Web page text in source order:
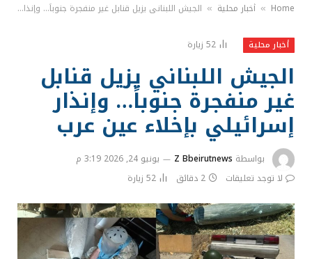
Home
» أخبار محلية » الجيش اللبناني يزيل قنابل غير منفجرة جنوباً… وإنذار إسرائيلي بإخلاء عين عرب
أخبار محلية 52 زيارة
الجيش اللبناني يزيل قنابل
غير منفجرة جنوباً… وإنذار
إسرائيلي بإخلاء عين عرب
بواسطة Z Bbeirutnews
يونيو 24, 2026 3:19 م
لا توجد تعليقات
2 دقائق 52 زيارة